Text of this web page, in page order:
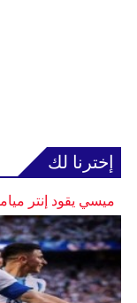
إخترنا لك
ميسي يقود إنتر